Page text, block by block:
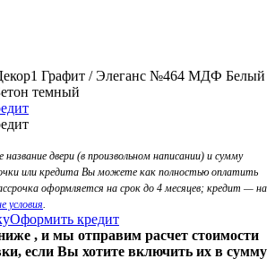
Графит / Элеганс №464 МДФ Белый
темный
двери (в произвольном написании) и сумму
или кредита Вы можете как полностью оплатить
оформляется на срок до 4 месяцев; кредит — на
условия.
Оформить кредит
, и мы отправим расчет стоимости
если Вы хотите включить их в сумму